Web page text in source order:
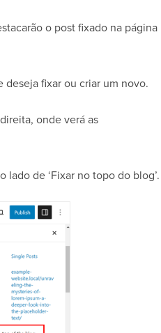
o post fixado na página
deseja fixar ou criar um novo.
onde verá as
lado de ‘Fixar no topo do blog’.